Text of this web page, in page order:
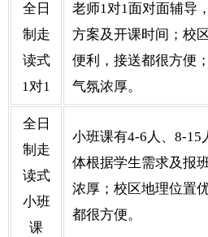
全日
制走
读式
1对1
老师1对1面对面辅导
方案及开课时间；校
便利，接送都很方便
气氛浓厚。
全日
制走
读式
小班
课
小班课有4-6人、8-15
体根据学生需求及报
浓厚；校区地理位置
都很方便。